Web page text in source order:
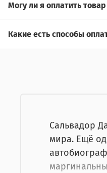
Сальвадор
мира. Ещё